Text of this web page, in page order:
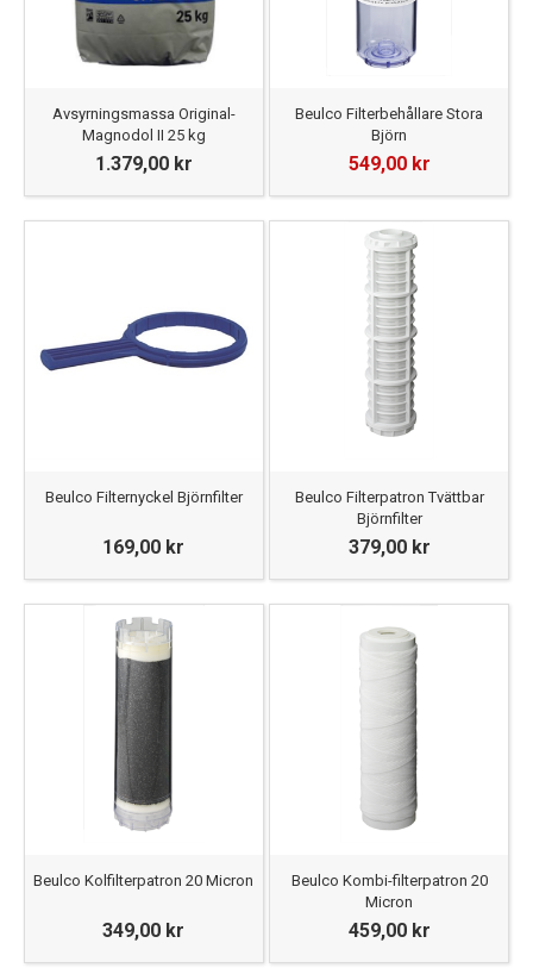
Avsyrningsmassa Original-
Magnodol II 25 kg
1.379,00 kr
Beulco Filterbehållare Stora
Björn
549,00 kr
Beulco Filternyckel Björnfilter
169,00 kr
Beulco Filterpatron Tvättbar
Björnfilter
379,00 kr
Beulco Kolfilterpatron 20 Micron
349,00 kr
Beulco Kombi-filterpatron 20
Micron
459,00 kr